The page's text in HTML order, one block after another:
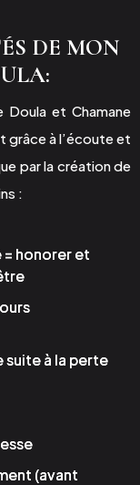
DE MON
Doula et Chamane
grâce à l’écoute et
par la création de
:
= honorer et
suite à la perte
(avant